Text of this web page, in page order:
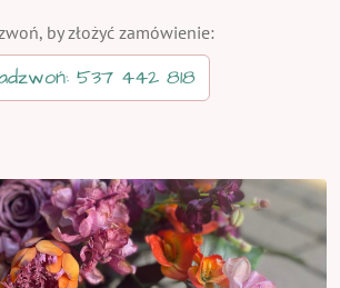
by złożyć zamówienie:
537 442 818